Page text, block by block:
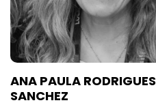
ANA PAULA RODRIGUES
SANCHEZ